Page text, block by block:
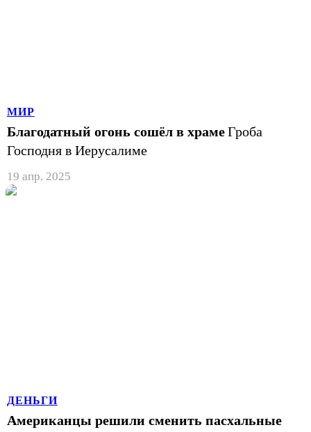
МИР
Благодатный огонь сошёл в храмеГроба
Господня в Иерусалиме
19 апр. 2025
ДЕНЬГИ
Американцы решили сменить пасхальные